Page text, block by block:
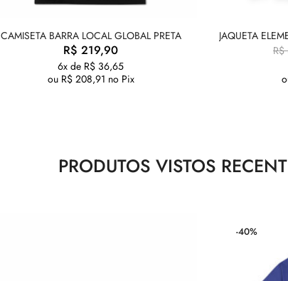
CAMISETA BARRA LOCAL GLOBAL PRETA
R$ 219,90
6x de R$ 36,65
ou R$208,91 no Pix
JAQUETA
R$
PRODUTOS VISTOS
-40%